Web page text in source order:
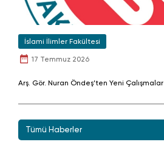
İslami İlimler Fakültesi
17 Temmuz 2026
Arş. Gör. Nuran Öndeş’ten Yeni Çalışmalar
Tümü Haberler